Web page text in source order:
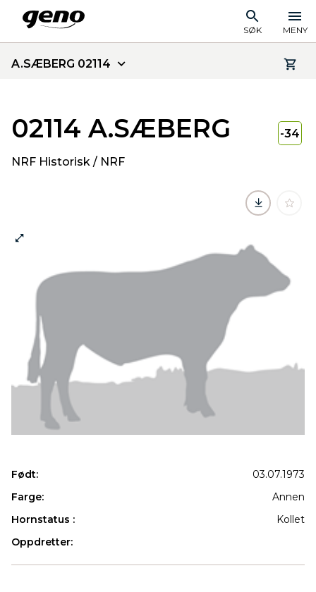
SØK MENY
A.SÆBERG 02114
02114 A.SÆBERG
NRF Historisk / NRF
-34
Født:
03.07.1973
Farge:
Annen
Hornstatus :
Kollet
Oppdretter: